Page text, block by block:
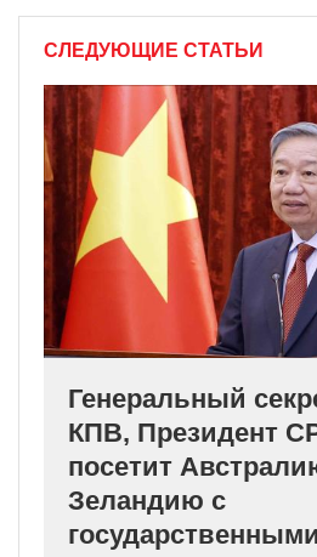
СЛЕДУЮЩИЕ СТАТЬИ
Генеральный
КПВ, Президент
посетит
Зеландию с